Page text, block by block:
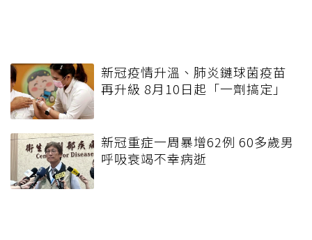
新冠疫情升溫、肺炎鏈球菌疫苗
再升級 8月10日起「一劑搞定」
新冠重症一周暴增62例 60多歲男
呼吸衰竭不幸病逝